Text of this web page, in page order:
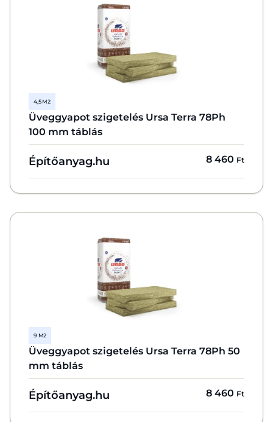
4,5 M2
Üveggyapot szigetelés Ursa Terra 78Ph
100 mm táblás
Építőanyag.hu 8 460 Ft
9 M2
Üveggyapot szigetelés Ursa Terra 78Ph 50
mm táblás
Építőanyag.hu 8 460 Ft